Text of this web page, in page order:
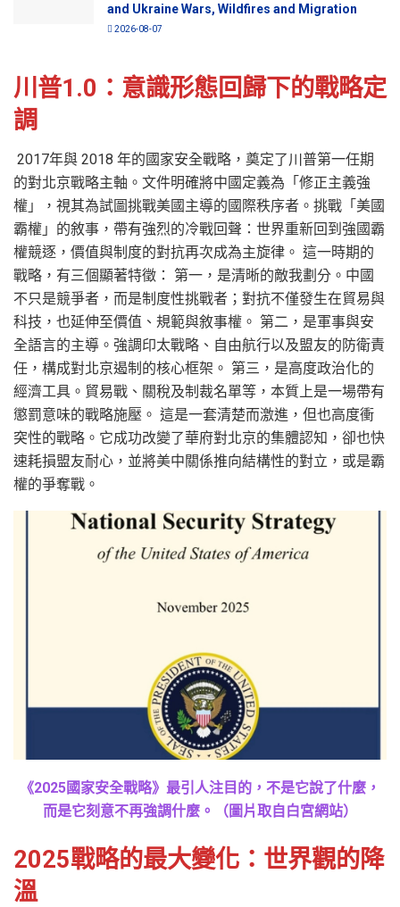
and Ukraine Wars, Wildfires and Migration
2026-08-07
川普1.0：意識形態回歸下的戰略定
調
2017年與 2018 年的國家安全戰略，奠定了川普第一任期
的對北京戰略主軸。文件明確將中國定義為「修正主義強
權」，視其為試圖挑戰美國主導的國際秩序者。挑戰「美國
霸權」的敘事，帶有強烈的冷戰回聲：世界重新回到強國霸
權競逐，價值與制度的對抗再次成為主旋律。 這一時期的
戰略，有三個顯著特徵： 第一，是清晰的敵我劃分。中國
不只是競爭者，而是制度性挑戰者；對抗不僅發生在貿易與
科技，也延伸至價值、規範與敘事權。 第二，是軍事與安
全語言的主導。強調印太戰略、自由航行以及盟友的防衛責
任，構成對北京遏制的核心框架。 第三，是高度政治化的
經濟工具。貿易戰、關稅及制裁名單等，本質上是一場帶有
懲罰意味的戰略施壓。 這是一套清楚而激進，但也高度衝
突性的戰略。它成功改變了華府對北京的集體認知，卻也快
速耗損盟友耐心，並將美中關係推向結構性的對立，或是霸
權的爭奪戰。
《2025國家安全戰略》最引人注目的，不是它說了什麼，
而是它刻意不再強調什麼。（圖片取自白宮網站）
2025戰略的最大變化：世界觀的降
溫